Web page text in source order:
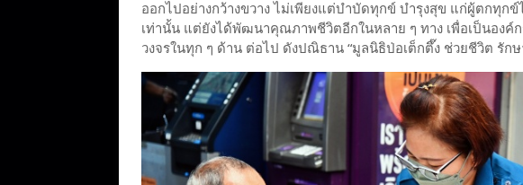
ออกไปอย่างกว้างขวาง ไม่เพียงแต่บำบัดทุกข์ บำรุงสุข แก่ผู้ตกทุก
เท่านั้น แต่ยังได้พัฒนาคุณภาพชีวิตอีกในหลาย ๆ ทาง เพื่อเป็นอง
วงจรในทุก ๆ ด้าน ต่อไป ดังปณิธาน “มูลนิธิป่อเต็กตึ๊ง ช่วยชีวิต รักษ